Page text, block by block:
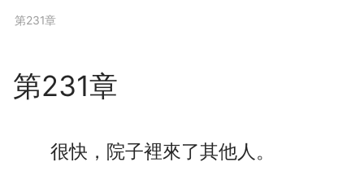
第231章
很快，院子裡來了其他人。
第231章